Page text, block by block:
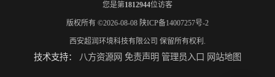
您是第1812944位访客
版权所有 ©2026-08-08 陕ICP备14007257号-2
西安超润环境科技有限公司 保留所有权利.
技术支持： 八方资源网 免责声明 管理员入口 网站地图